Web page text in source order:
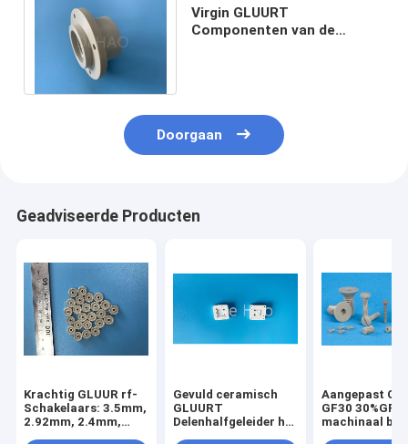
Virgin GLUURT
Componenten van de
Doorgaan
Geadviseerde Producten
Krachtig GLUUR rf-
Schakelaars: 3.5mm,
2.92mm, 2.4mm,
Gevuld ceramisch
GLUURT
Delenhalfgeleider het
Aangepast
GF30 30%GF
machinaal